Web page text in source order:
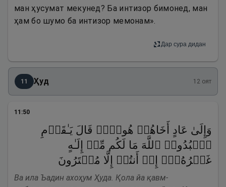
ман ҳусумат мекунед? Ба интизор бимонед, ман
ҳам бо шумо ба интизор мемонам».
Дар сура дидан
11 Ҳуд 12 оят
11 :50
وَإِلَىٰ عَادٍ أَخَاهُمۡ هُودࣰاۚ قَالَ یَـٰقَوۡمِ
ٱعۡبُدُوا۟ ٱللَّهَ مَا لَكُم مِّنۡ إِلَـٰهٍ
غَیۡرُهُۥۤۖ إِنۡ أَنتُمۡ إِلَّا مُفۡتَرُونَ
Ва ила Ъадин ахоҳум Ҳуда. Қола йа қавм-